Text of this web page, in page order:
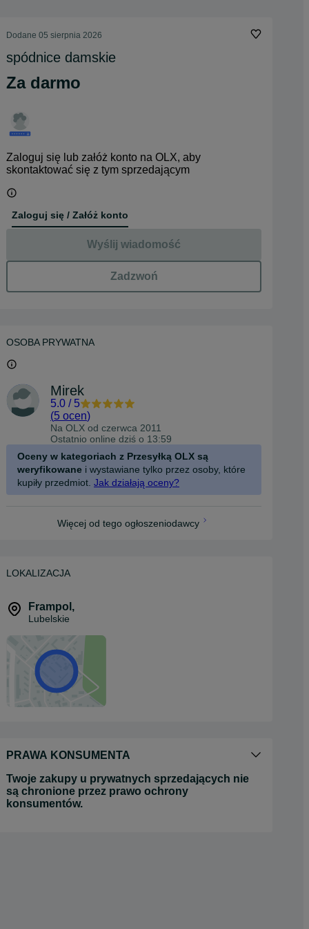
Dodane 05 sierpnia 2026
spódnice damskie
Za darmo
Zaloguj się lub załóż konto na OLX, aby
skontaktować się z tym sprzedającym
Zaloguj się / Załóż konto
Wyślij wiadomość
Zadzwoń
OSOBA PRYWATNA
Mirek
5.0 / 5
(5 ocen)
Na OLX od czerwca 2011
Ostatnio online dziś o 13:59
Oceny w kategoriach z Przesyłką OLX są
weryfikowane i wystawiane tylko przez osoby, które
kupiły przedmiot. Jak działają oceny?
Więcej od tego ogłoszeniodawcy
LOKALIZACJA
Frampol ,
Lubelskie
PRAWA KONSUMENTA
Twoje zakupy u prywatnych sprzedających nie
są chronione przez prawo ochrony
konsumentów.